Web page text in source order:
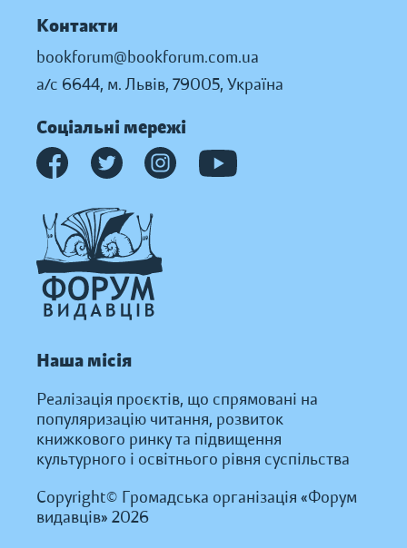
Контакти
bookforum@bookforum.com.ua
а/с 6644, м. Львів, 79005, Україна
Соціальні мережі
Наша місія
Реалізація проєктів, що спрямовані на
популяризацію читання, розвиток
книжкового ринку та підвищення
культурного і освітнього рівня суспільства
Copyright© Громадська організація «Форум
видавців» 2026